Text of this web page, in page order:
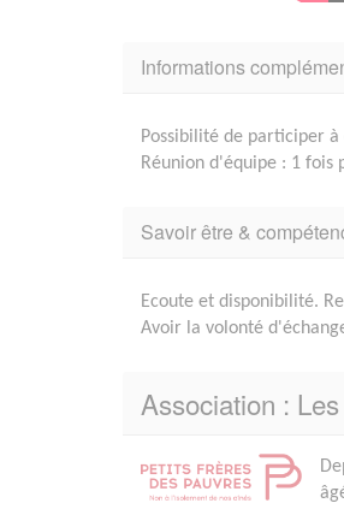
Informations
Possibilité de participer
Réunion d'équipe : 1 fois
Savoir être &
Ecoute et disponibilité.
Avoir la volonté
Association :